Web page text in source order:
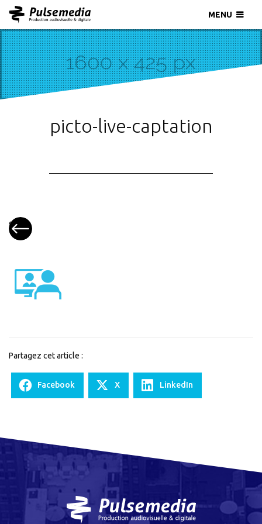
MENU
picto-live-captation
«
Captation
Partagez cet article :
Facebook X LinkedIn